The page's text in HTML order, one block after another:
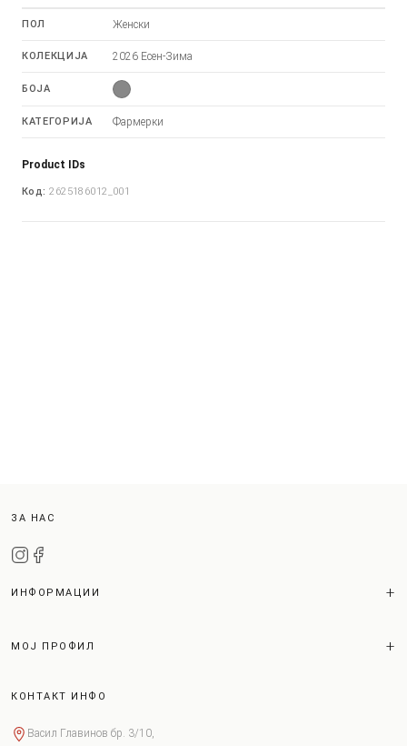
ПОЛ Женски
КОЛЕКЦИЈА 2026 Есен-Зима
БОЈА
КАТЕГОРИЈА Фармерки
Product IDs
Код: 2625186012_001
ЗА НАС
ИНФОРМАЦИИ
МОЈ ПРОФИЛ
КОНТАКТ ИНФО
Васил Главинов бр. 3/10,